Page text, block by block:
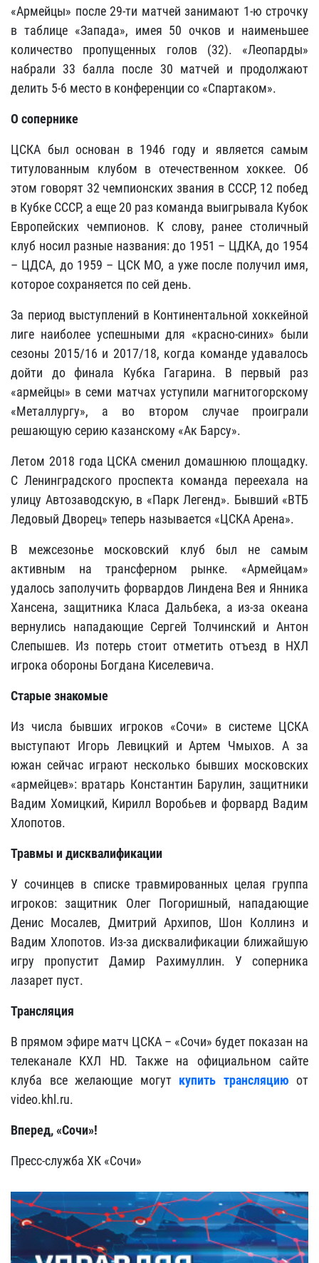
«Армейцы» после 29-ти матчей занимают 1-ю строчку
в таблице «Запада», имея 50 очков и наименьшее
количество пропущенных голов (32). «Леопарды»
набрали 33 балла после 30 матчей и продолжают
делить 5-6 место в конференции со «Спартаком».
О сопернике
ЦСКА был основан в 1946 году и является самым
титулованным клубом в отечественном хоккее. Об
этом говорят 32 чемпионских звания в СССР, 12 побед
в Кубке СССР, а еще 20 раз команда выигрывала Кубок
Европейских чемпионов. К слову, ранее столичный
клуб носил разные названия: до 1951 – ЦДКА, до 1954
– ЦДСА, до 1959 – ЦСК МО, а уже после получил имя,
которое сохраняется по сей день.
За период выступлений в Континентальной хоккейной
лиге наиболее успешными для «красно-синих» были
сезоны 2015/16 и 2017/18, когда команде удавалось
дойти до финала Кубка Гагарина. В первый раз
«армейцы» в семи матчах уступили магнитогорскому
«Металлургу», а во втором случае проиграли
решающую серию казанскому «Ак Барсу».
Летом 2018 года ЦСКА сменил домашнюю площадку.
С Ленинградского проспекта команда переехала на
улицу Автозаводскую, в «Парк Легенд». Бывший «ВТБ
Ледовый Дворец» теперь называется «ЦСКА Арена».
В межсезонье московский клуб был не самым
активным на трансферном рынке. «Армейцам»
удалось заполучить форвардов Линдена Вея и Янника
Хансена, защитника Класа Дальбека, а из-за океана
вернулись нападающие Сергей Толчинский и Антон
Слепышев. Из потерь стоит отметить отъезд в НХЛ
игрока обороны Богдана Киселевича.
Старые знакомые
Из числа бывших игроков «Сочи» в системе ЦСКА
выступают Игорь Левицкий и Артем Чмыхов. А за
южан сейчас играют несколько бывших московских
«армейцев»: вратарь Константин Барулин, защитники
Вадим Хомицкий, Кирилл Воробьев и форвард Вадим
Хлопотов.
Травмы и дисквалификации
У сочинцев в списке травмированных целая группа
игроков: защитник Олег Погоришный, нападающие
Денис Мосалев, Дмитрий Архипов, Шон Коллинз и
Вадим Хлопотов. Из-за дисквалификации ближайшую
игру пропустит Дамир Рахимуллин. У соперника
лазарет пуст.
Трансляция
В прямом эфире матч ЦСКА – «Сочи» будет показан на
телеканале КХЛ HD. Также на официальном сайте
клуба все желающие могут купить трансляцию от
video.khl.ru.
Вперед, «Сочи»!
Пресс-служба ХК «Сочи»